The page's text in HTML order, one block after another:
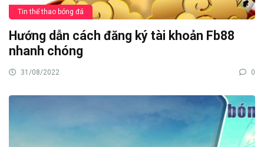
Tin thể thao bóng đá
Hướng dẫn cách đăng ký tài khoản Fb88
nhanh chóng
31/08/2022 0